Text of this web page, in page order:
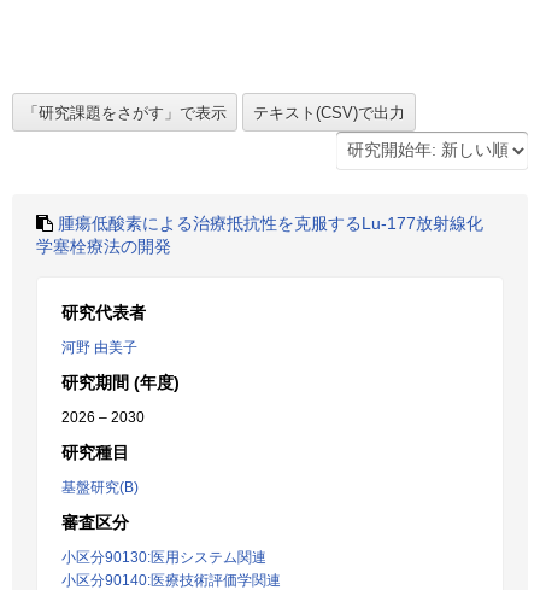
腫瘍低酸素による治療抵抗性を克服するLu-177放射線化
学塞栓療法の開発
研究代表者
河野 由美子
研究期間 (年度)
2026 – 2030
研究種目
基盤研究(B)
審査区分
小区分90130:医用システム関連
小区分90140:医療技術評価学関連